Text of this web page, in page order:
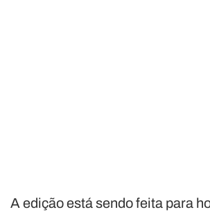
A edição está sendo feita para